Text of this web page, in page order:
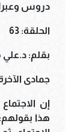
دروس وعبر1)
الحلقة: 63
بقلم: د.علي
جمادى الآخرة 1443 ه/ يناير
إن
هذا